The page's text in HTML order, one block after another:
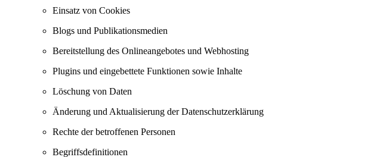
Einsatz von Cookies
Blogs und Publikationsmedien
Bereitstellung des Onlineangebotes und Webhosting
Plugins und eingebettete Funktionen sowie Inhalte
Löschung von Daten
Änderung und Aktualisierung der Datenschutzerklärung
Rechte der betroffenen Personen
Begriffsdefinitionen